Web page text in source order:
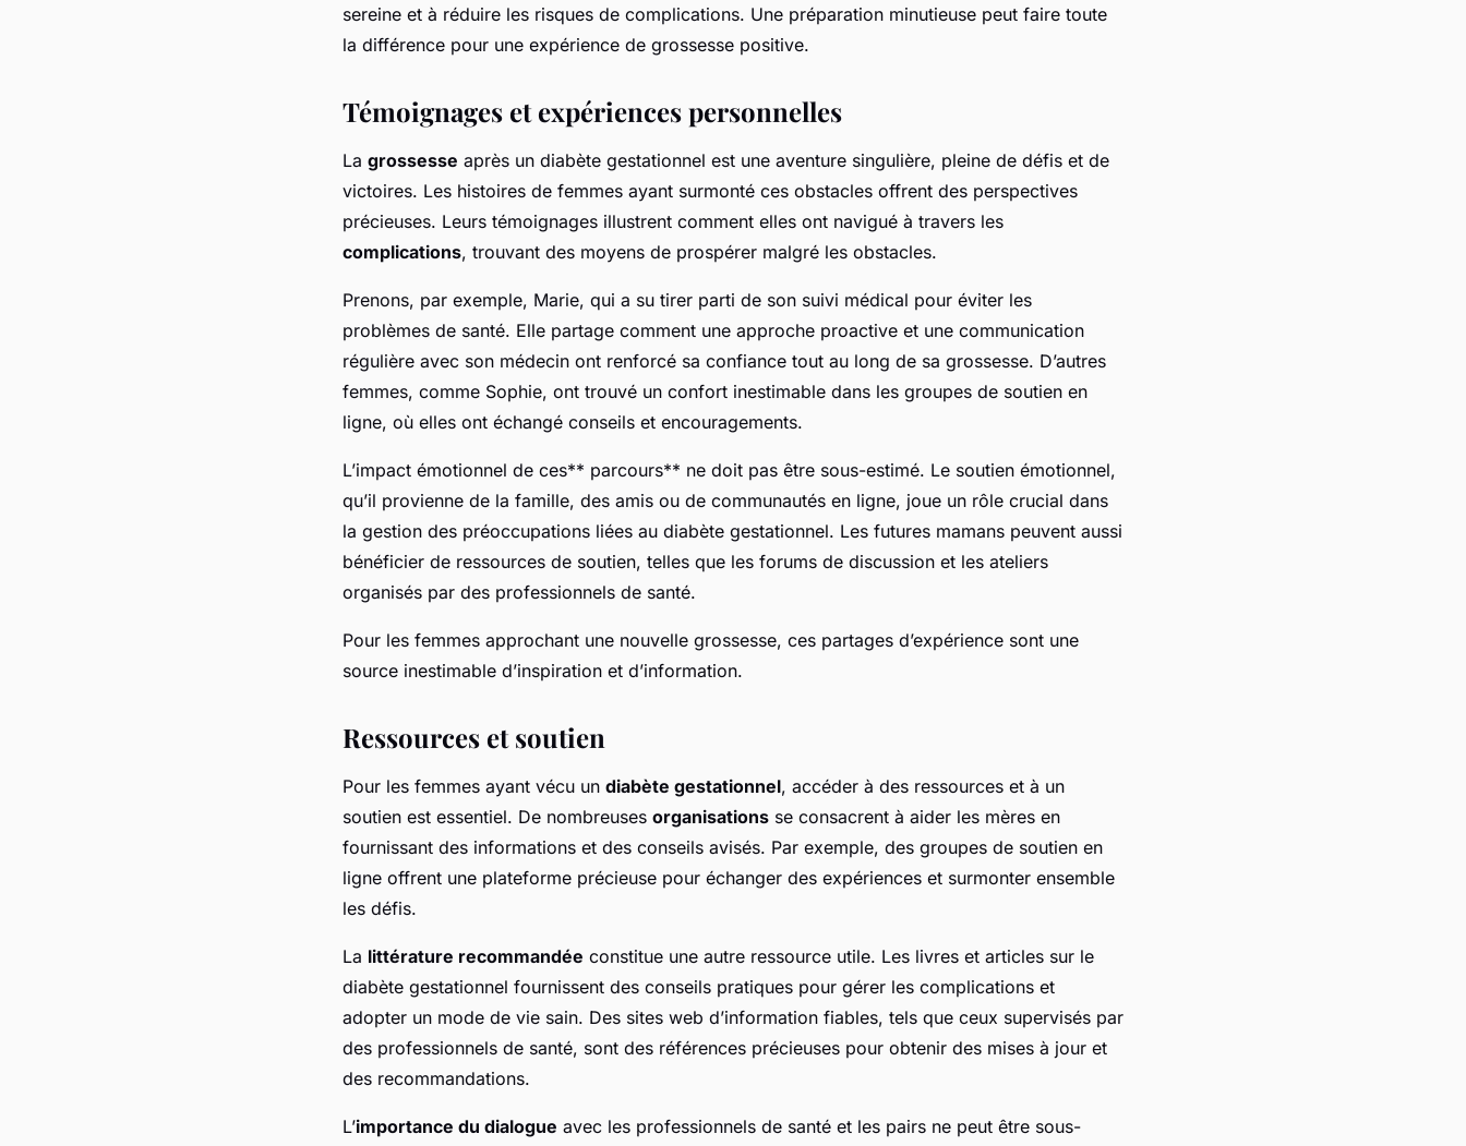
sereine et à réduire les risques de complications. Une préparation minutieuse peut faire toute
la différence pour une expérience de grossesse positive.
Témoignages et expériences personnelles
La grossesse après un diabète gestationnel est une aventure singulière, pleine de défis et de
victoires. Les histoires de femmes ayant surmonté ces obstacles offrent des perspectives
précieuses. Leurs témoignages illustrent comment elles ont navigué à travers les
complications, trouvant des moyens de prospérer malgré les obstacles.
Prenons, par exemple, Marie, qui a su tirer parti de son suivi médical pour éviter les
problèmes de santé. Elle partage comment une approche proactive et une communication
régulière avec son médecin ont renforcé sa confiance tout au long de sa grossesse. D’autres
femmes, comme Sophie, ont trouvé un confort inestimable dans les groupes de soutien en
ligne, où elles ont échangé conseils et encouragements.
L’impact émotionnel de ces** parcours** ne doit pas être sous-estimé. Le soutien émotionnel,
qu’il provienne de la famille, des amis ou de communautés en ligne, joue un rôle crucial dans
la gestion des préoccupations liées au diabète gestationnel. Les futures mamans peuvent aussi
bénéficier de ressources de soutien, telles que les forums de discussion et les ateliers
organisés par des professionnels de santé.
Pour les femmes approchant une nouvelle grossesse, ces partages d’expérience sont une
source inestimable d’inspiration et d’information.
Ressources et soutien
Pour les femmes ayant vécu un diabète gestationnel, accéder à des ressources et à un
soutien est essentiel. De nombreuses organisations se consacrent à aider les mères en
fournissant des informations et des conseils avisés. Par exemple, des groupes de soutien en
ligne offrent une plateforme précieuse pour échanger des expériences et surmonter ensemble
les défis.
La littérature recommandée constitue une autre ressource utile. Les livres et articles sur le
diabète gestationnel fournissent des conseils pratiques pour gérer les complications et
adopter un mode de vie sain. Des sites web d’information fiables, tels que ceux supervisés par
des professionnels de santé, sont des références précieuses pour obtenir des mises à jour et
des recommandations.
L’importance du dialogue avec les professionnels de santé et les pairs ne peut être sous-